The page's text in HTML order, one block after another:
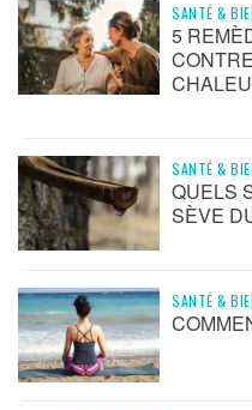
SANTÉ &
5
SANTÉ &
QUELS
SÈVE
SANTÉ &